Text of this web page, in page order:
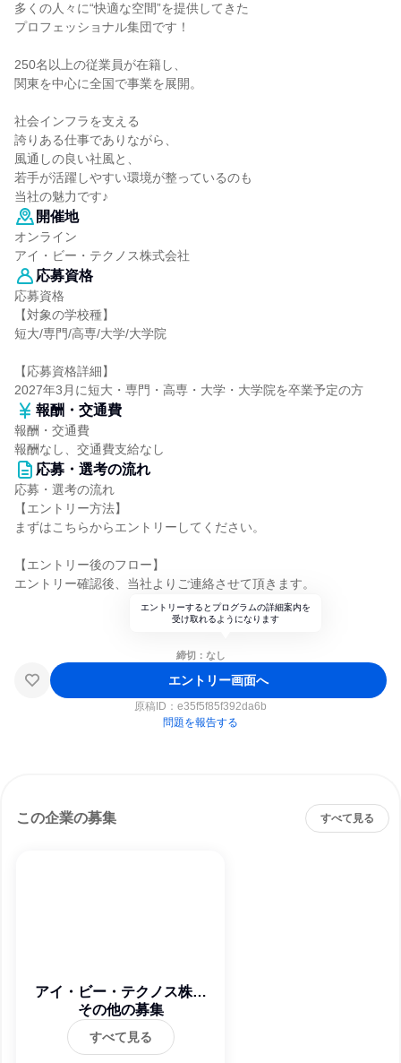
多くの人々に“快適な空間”を提供してきた
プロフェッショナル集団です！
250名以上の従業員が在籍し、
関東を中心に全国で事業を展開。
社会インフラを支える
誇りある仕事でありながら、
風通しの良い社風と、
若手が活躍しやすい環境が整っているのも
当社の魅力です♪
開催地
オンライン
アイ・ビー・テクノス株式会社
応募資格
応募資格
【対象の学校種】
短大/専門/高専/大学/大学院
【応募資格詳細】
2027年3月に短大・専門・高専・大学・大学院を卒業予定の方
報酬・交通費
報酬・交通費
報酬なし、交通費支給なし
応募・選考の流れ
応募・選考の流れ
【エントリー方法】
まずはこちらからエントリーしてください。
【エントリー後のフロー】
エントリー確認後、当社よりご連絡させて頂きます。
エントリーするとプログラムの詳細案内を
受け取れるようになります
締切：なし
エントリー画面へ
原稿ID： e35f5f85f392da6b
問題を報告する
この企業の募集 すべて見る
アイ・ビー・テクノス株式
会社
その他の募集
すべて見る